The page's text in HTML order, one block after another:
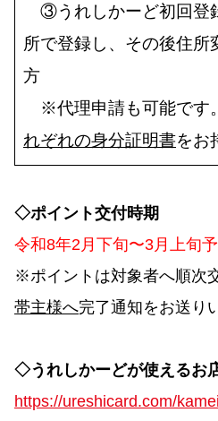
③うれしかーど初回登
所で登録し、その後住所
方
※代理申請も可能です
れぞれの身分証明書をお
◇ポイント交付時期
令和8年2月下旬〜3月上旬
※ポイントは対象者へ順次
帯主様へ完了通知をお送り
◇うれしかーどが使えるお
https://ureshicard.com/